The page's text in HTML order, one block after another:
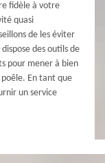
fidèle à votre
quasi
de les éviter
des outils de
pour mener à bien
En tant que
un service